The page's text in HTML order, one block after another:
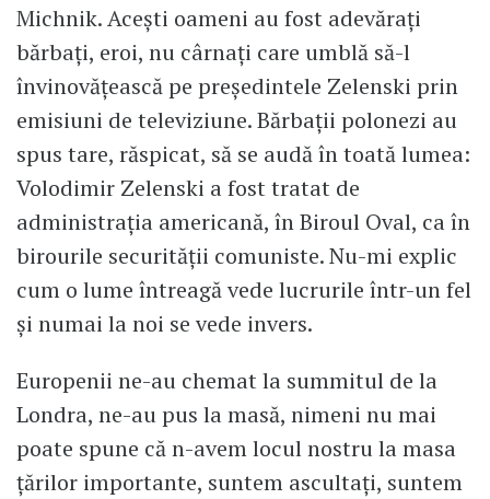
Michnik. Acești oameni au fost adevărați
bărbați, eroi, nu cârnați care umblă să-l
învinovățească pe președintele Zelenski prin
emisiuni de televiziune. Bărbații polonezi au
spus tare, răspicat, să se audă în toată lumea:
Volodimir Zelenski a fost tratat de
administrația americană, în Biroul Oval, ca în
birourile securității comuniste. Nu-mi explic
cum o lume întreagă vede lucrurile într-un fel
și numai la noi se vede invers.
Europenii ne-au chemat la summitul de la
Londra, ne-au pus la masă, nimeni nu mai
poate spune că n-avem locul nostru la masa
țărilor importante, suntem ascultați, suntem